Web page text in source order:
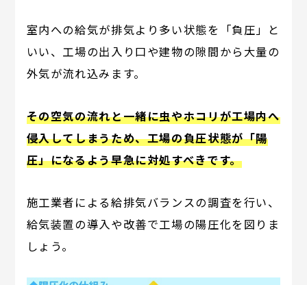
室内への給気が排気より多い状態を「負圧」と
いい、工場の出入り口や建物の隙間から大量の
外気が流れ込みます。
その空気の流れと一緒に虫やホコリが工場内へ
侵入してしまうため、工場の負圧状態が「陽
圧」になるよう早急に対処すべきです。
施工業者による給排気バランスの調査を行い、
給気装置の導入や改善で工場の陽圧化を図りま
しょう。